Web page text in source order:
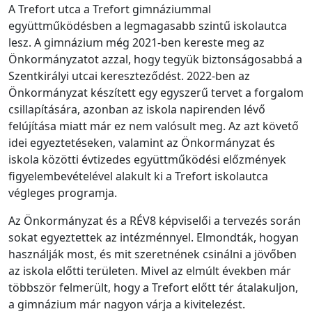
A Trefort utca a Trefort gimnáziummal
együttműködésben a legmagasabb szintű iskolautca
lesz. A gimnázium még 2021-ben kereste meg az
Önkormányzatot azzal, hogy tegyük biztonságosabbá a
Szentkirályi utcai kereszteződést. 2022-ben az
Önkormányzat készített egy egyszerű tervet a forgalom
csillapítására, azonban az iskola napirenden lévő
felújítása miatt már ez nem valósult meg. Az azt követő
idei egyeztetéseken, valamint az Önkormányzat és
iskola közötti évtizedes együttműködési előzmények
figyelembevételével alakult ki a Trefort iskolautca
végleges programja.
Az Önkormányzat és a RÉV8 képviselői a tervezés során
sokat egyeztettek az intézménnyel. Elmondták, hogyan
használják most, és mit szeretnének csinálni a jövőben
az iskola előtti területen. Mivel az elmúlt években már
többször felmerült, hogy a Trefort előtt tér átalakuljon,
a gimnázium már nagyon várja a kivitelezést.